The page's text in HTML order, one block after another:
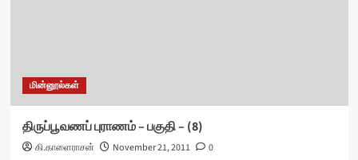
மின்னூல்கள்
திருப்பூவணப் புராணம் – பகுதி – (8)
கி.காளைராசன் November 21, 2011 0